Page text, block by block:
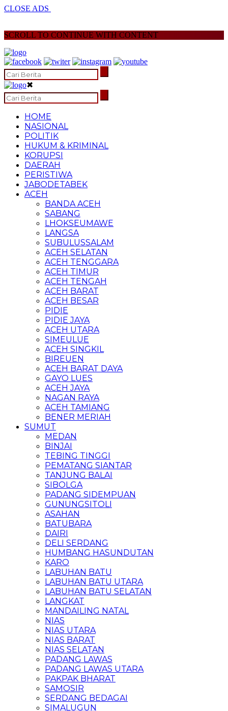
CLOSE ADS
SCROLL TO CONTINUE WITH CONTENT
✖
HOME
NASIONAL
POLITIK
HUKUM & KRIMINAL
KORUPSI
DAERAH
PERISTIWA
JABODETABEK
ACEH
BANDA ACEH
SABANG
LHOKSEUMAWE
LANGSA
SUBULUSSALAM
ACEH SELATAN
ACEH TENGGARA
ACEH TIMUR
ACEH TENGAH
ACEH BARAT
ACEH BESAR
PIDIE
PIDIE JAYA
ACEH UTARA
SIMEULUE
ACEH SINGKIL
BIREUEN
ACEH BARAT DAYA
GAYO LUES
ACEH JAYA
NAGAN RAYA
ACEH TAMIANG
BENER MERIAH
SUMUT
MEDAN
BINJAI
TEBING TINGGI
PEMATANG SIANTAR
TANJUNG BALAI
SIBOLGA
PADANG SIDEMPUAN
GUNUNGSITOLI
ASAHAN
BATUBARA
DAIRI
DELI SERDANG
HUMBANG HASUNDUTAN
KARO
LABUHAN BATU
LABUHAN BATU UTARA
LABUHAN BATU SELATAN
LANGKAT
MANDAILING NATAL
NIAS
NIAS UTARA
NIAS BARAT
NIAS SELATAN
PADANG LAWAS
PADANG LAWAS UTARA
PAKPAK BHARAT
SAMOSIR
SERDANG BEDAGAI
SIMALUGUN